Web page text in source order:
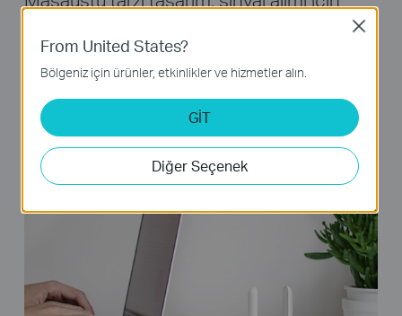
çeşitli uygulama ortamlarında faydalıdır. TL-
WN822N ayrıca, masaüstü ekipmanları için
bile kurulumunuzu kolaylaştıran 1.5m USB
uzatma kablosu sağlar.
From United States?
Bölgeniz için ürünler, etkinlikler ve hizmetler alın.
GİT
Diğer Seçenek
Close